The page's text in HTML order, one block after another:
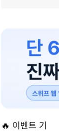
🔥 이벤트 기